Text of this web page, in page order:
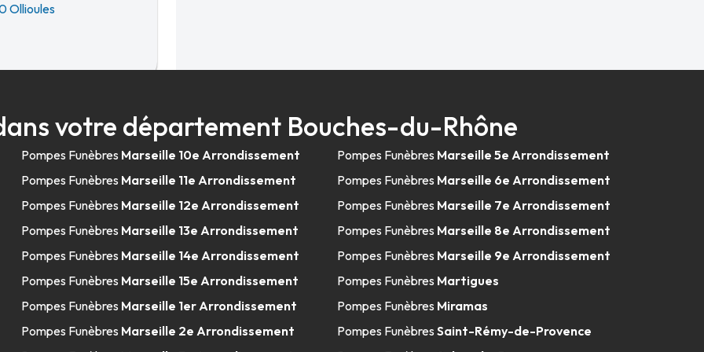
Ollioules
Musse
votre département Bouches-du-Rhône
Pompes Funèbres Marseille 10e Arrondissement
Pompes Funèbres Marseille 11e Arrondissement
Pompes Funèbres Marseille 12e Arrondissement
Pompes Funèbres Marseille 13e Arrondissement
Pompes Funèbres Marseille 14e Arrondissement
Pompes Funèbres Marseille 15e Arrondissement
Pompes Funèbres Marseille 1er Arrondissement
Pompes Funèbres Marseille 2e Arrondissement
Pompes Funèbres Marseille 5e Arrondissement
Pompes Funèbres Marseille 6e Arrondissement
Pompes Funèbres Marseille 7e Arrondissement
Pompes Funèbres Marseille 8e Arrondissement
Pompes Funèbres Marseille 9e Arrondissement
Pompes Funèbres Martigues
Pompes Funèbres Miramas
Pompes FunèbresSaint-Rémy-de-Provence